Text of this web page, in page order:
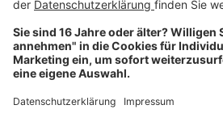
Über uns
Dehner Unternehmen
Jobs bei Dehner